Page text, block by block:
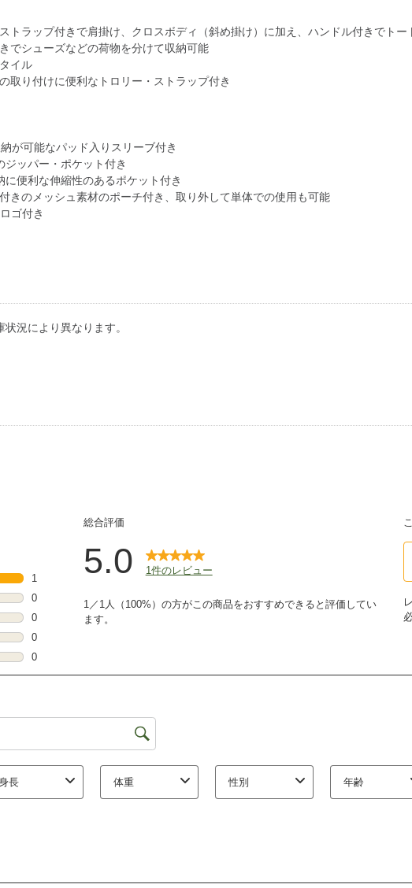
トラップ付きで肩掛け、クロスボディ（斜め掛け）に加え、ハンドル付きでト
でシューズなどの荷物を分けて収納可能
イル
取り付けに便利なトロリー・ストラップ付き
が可能なパッド入りスリーブ付き
ッパー・ポケット付き
便利な伸縮性のあるポケット付き
きのメッシュ素材のポーチ付き、取り外して単体での使用も可能
ゴ付き
況により異なります。